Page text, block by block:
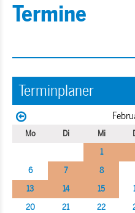
Termine
Terminplaner
Mo Di Mi
1
6
7 8
13
14 15
20
21 22